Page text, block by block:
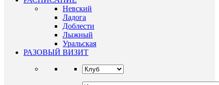
Невский
Ладога
Доблести
Лыжный
Уральская
РАЗОВЫЙ ВИЗИТ